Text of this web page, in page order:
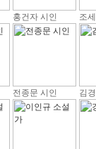
홍건자 시인 조
전종문 시인 김